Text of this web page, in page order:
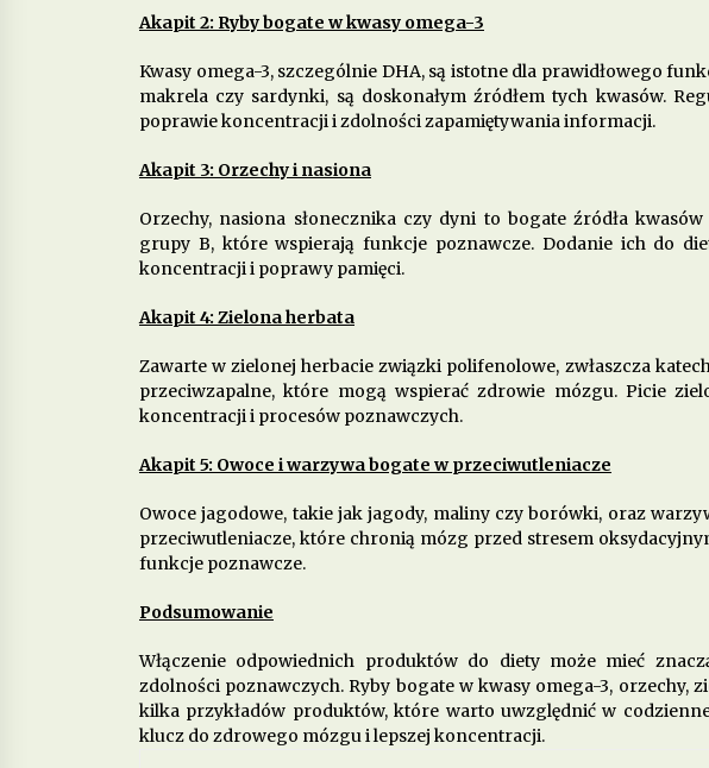
10 miesięcy ago
Akapit 2: Ryby bogate w kwasy omega-3
Kwasy omega-3, szczególnie DHA, są istotne dla prawidłowego
makrela czy sardynki, są doskonałym źródłem tych kwasów.
poprawie koncentracji i zdolności zapamiętywania informacji.
Akapit 3: Orzechy i nasiona
Orzechy, nasiona słonecznika czy dyni to bogate źródła
grupy B, które wspierają funkcje poznawcze. Dodanie ich do
koncentracji i poprawy pamięci.
Akapit 4: Zielona herbata
Zawarte w zielonej herbacie związki polifenolowe, zwłaszcza
przeciwzapalne, które mogą wspierać zdrowie mózgu. Picie
koncentracji i procesów poznawczych.
Akapit 5: Owoce i warzywa bogate w przeciwutleniacze
Owoce jagodowe, takie jak jagody, maliny czy borówki, oraz
przeciwutleniacze, które chronią mózg przed stresem
funkcje poznawcze.
Podsumowanie
Włączenie odpowiednich produktów do diety może mieć
zdolności poznawczych. Ryby bogate w kwasy omega-3, orzechy,
kilka przykładów produktów, które warto uwzględnić w
klucz do zdrowego mózgu i lepszej koncentracji.